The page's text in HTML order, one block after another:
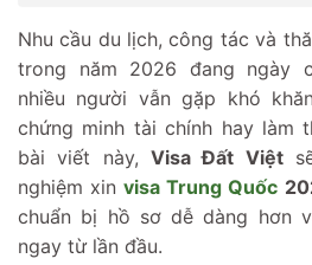
Nhu cầu du lịch, công tác và
trong năm 2026 đang ngày
nhiều người vẫn gặp khó
chứng minh tài chính hay làm
bài viết này, Visa Đất Việt
nghiệm xin visa Trung Quốc
chuẩn bị hồ sơ dễ dàng hơn
ngay từ lần đầu.